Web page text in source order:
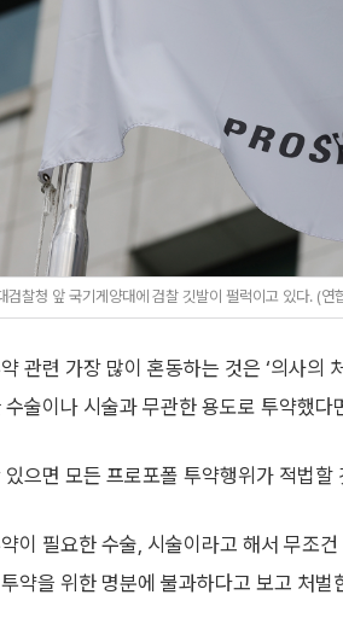
찰청 앞 국기게양대에 검찰 깃발이 펄럭이고 있다. (연
관련 가장 많이 혼동하는 것은 ‘의사의
술이나 시술과 무관한 용도로 투약했다
있으면 모든 프로포폴 투약행위가 적법할
이 필요한 수술, 시술이라고 해서 무조
약을 위한 명분에 불과하다고 보고 처벌